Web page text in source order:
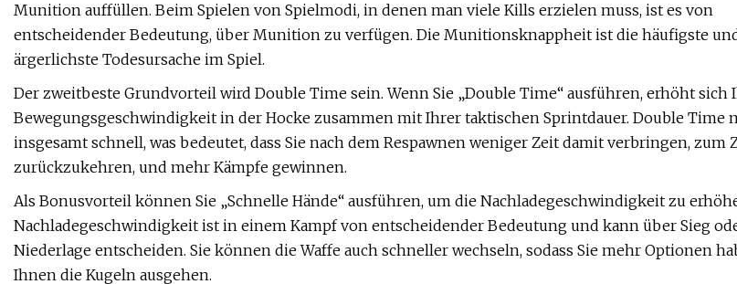
Munition auffüllen. Beim Spielen von Spielmodi, in denen man viele Kills erzielen muss, ist es von
entscheidender Bedeutung, über Munition zu verfügen. Die Munitionsknappheit ist die häufigste
ärgerlichste Todesursache im Spiel.
Der zweitbeste Grundvorteil wird Double Time sein. Wenn Sie „Double Time“ ausführen, erhöht sich
Bewegungsgeschwindigkeit in der Hocke zusammen mit Ihrer taktischen Sprintdauer. Double Time
insgesamt schnell, was bedeutet, dass Sie nach dem Respawnen weniger Zeit damit verbringen, zum
zurückzukehren, und mehr Kämpfe gewinnen.
Als Bonusvorteil können Sie „Schnelle Hände“ ausführen, um die Nachladegeschwindigkeit zu
Nachladegeschwindigkeit ist in einem Kampf von entscheidender Bedeutung und kann über Sieg
Niederlage entscheiden. Sie können die Waffe auch schneller wechseln, sodass Sie mehr Optionen
Ihnen die Kugeln ausgehen.